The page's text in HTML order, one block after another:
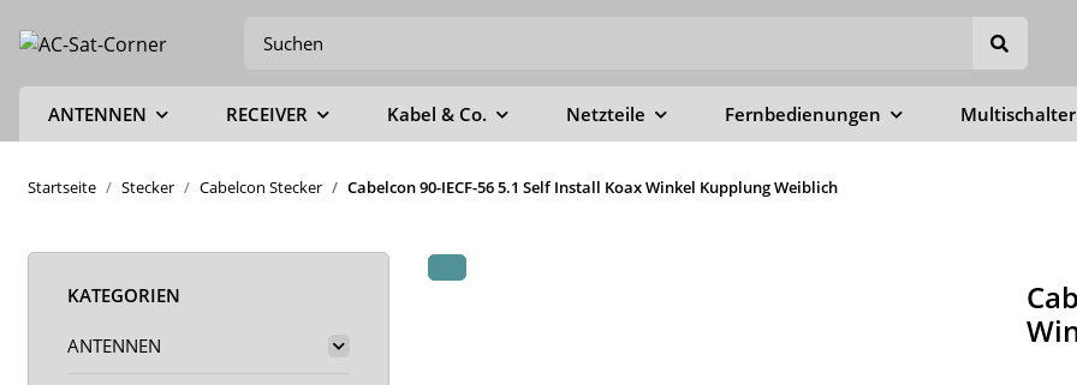
ANTENNEN RECEIVER Kabel & Co. Netzteile Fernbedienungen Multischalter
Startseite Stecker Cabelcon Stecker Cabelcon 90-IECF-56 5.1 Self Install Koax Winkel Kupplung Weiblich
KATEGORIEN
ANTENNEN